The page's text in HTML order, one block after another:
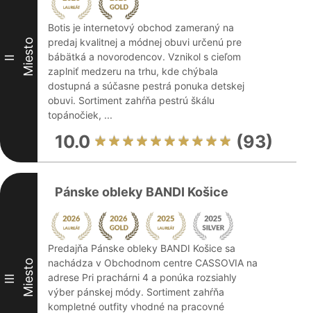
II Miesto
Botis je internetový obchod zameraný na
predaj kvalitnej a módnej obuvi určenú pre
bábätká a novorodencov. Vznikol s cieľom
zaplniť medzeru na trhu, kde chýbala
dostupná a súčasne pestrá ponuka detskej
obuvi. Sortiment zahŕňa pestrú škálu
topánočiek, ...
10.0 (93)
III Miesto
Pánske obleky BANDI Košice
Predajňa Pánske obleky BANDI Košice sa
nachádza v Obchodnom centre CASSOVIA na
adrese Pri prachárni 4 a ponúka rozsiahly
výber pánskej módy. Sortiment zahŕňa
kompletné outfity vhodné na pracovné